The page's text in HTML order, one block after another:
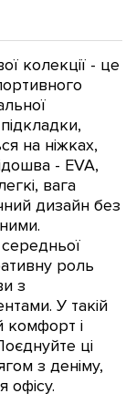
колекції - це
на ніжках,
- EVA,
вага
дизайн без
середньої
роль
з
У такій
комфорт і
ці
з деніму,
офісу.